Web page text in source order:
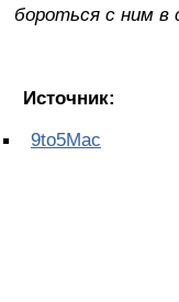
бороться с ним в
Источник:
9to5Mac